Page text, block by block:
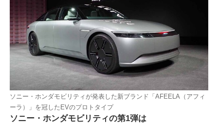
ソニー・ホンダモビリティが発表した新ブランド「AFEELA（アフィ
ーラ）」を冠したEVのプロトタイプ
ソニー・ホンダモビリティの第1弾は